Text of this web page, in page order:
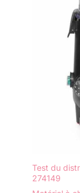
Test du
274149